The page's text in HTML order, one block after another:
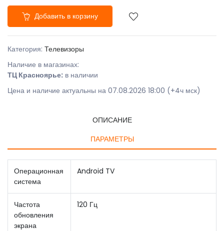
Добавить в корзину
Категория: Телевизоры
Наличие в магазинах:
ТЦ Красноярье: в наличии
Цена и наличие актуальны на 07.08.2026 18:00 (+4ч мск)
ОПИСАНИЕ
ПАРАМЕТРЫ
Операционная
система
Android TV
Частота
обновления
экрана
120 Гц